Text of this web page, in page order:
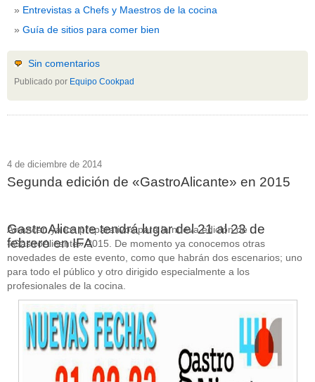
Entrevistas a Chefs y Maestros de la cocina
Guía de sitios para comer bien
Sin comentarios
Publicado por Equipo Cookpad
4 de diciembre de 2014
Segunda edición de «GastroAlicante» en 2015
GastroAlicante tendrá lugar del 21 al 23 de
febrero en IFA
Arrancan ya los preparativos para la nueva edición de
«GastroAlicante» 2015. De momento ya conocemos otras
novedades de este evento, como que habrán dos escenarios; uno
para todo el público y otro dirigido especialmente a los
profesionales de la cocina.